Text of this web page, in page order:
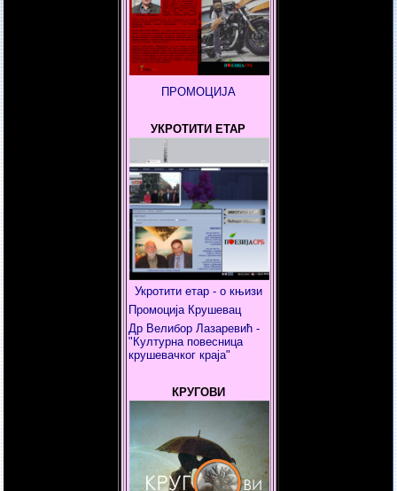
ПРОМОЦИЈА
УКРОТИТИ ЕТАР
Укротити етар - о књизи
Промоција Крушевац
Др Велибор Лазаревић -
"Културна повесница
крушевачког краја"
КРУГОВИ